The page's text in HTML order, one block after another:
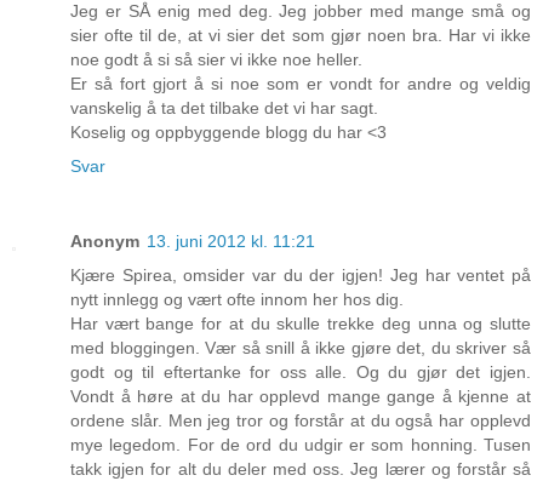
Jeg er SÅ enig med deg. Jeg jobber med mange små og
sier ofte til de, at vi sier det som gjør noen bra. Har vi ikke
noe godt å si så sier vi ikke noe heller.
Er så fort gjort å si noe som er vondt for andre og veldig
vanskelig å ta det tilbake det vi har sagt.
Koselig og oppbyggende blogg du har <3
Svar
Anonym 13. juni 2012 kl. 11:21
Kjære Spirea, omsider var du der igjen! Jeg har ventet på
nytt innlegg og vært ofte innom her hos dig.
Har vært bange for at du skulle trekke deg unna og slutte
med bloggingen. Vær så snill å ikke gjøre det, du skriver så
godt og til eftertanke for oss alle. Og du gjør det igjen.
Vondt å høre at du har opplevd mange gange å kjenne at
ordene slår. Men jeg tror og forstår at du også har opplevd
mye legedom. For de ord du udgir er som honning. Tusen
takk igjen for alt du deler med oss. Jeg lærer og forstår så